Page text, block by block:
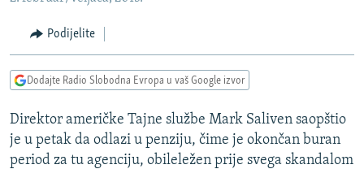
navigaciju
Pređite
na
KOSOVO
CRNA GORA
VIDEO
FOTOGALERIJE
INFOGRAFIKE
PODCASTI
RAT U UKRAJINI
KINA NA BALKANU
Podijelite
Dodajte Radio Slobodna Evropa u vaš Google izvor
Direktor američke Tajne službe Mark Saliven saopštio
je u petak da odlazi u penziju, čime je okončan buran
period za tu agenciju, obileležen prije svega skandalom